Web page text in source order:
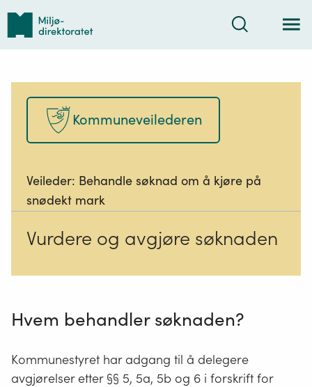
Tilbake
forsiden
Søk
Kommuneveilederen
Veileder: Behandle søknad om å kjøre på
snødekt mark
Vurdere og avgjøre søknaden
Hvem behandler søknaden?
Kommunestyret har adgang til å delegere
avgjørelser etter §§ 5, 5a, 5b og 6 i forskrift for